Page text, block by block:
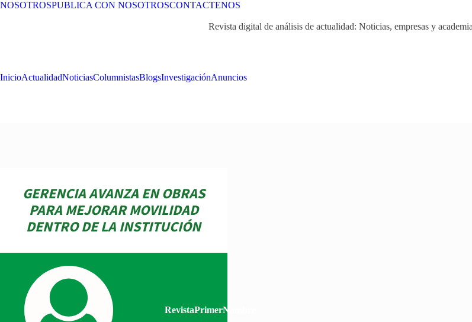
NOSOTROSPUBLICA CON NOSOTROSCONTACTENOS
Revista digital de análisis de actualidad: Noticias, empresas y
InicioActualidadNoticiasColumnistasBlogsInvestigaciónAnuncios
GERENCIA AVANZA EN OBRAS
PARA MEJORAR MOVILIDAD
DENTRO DE LA INSTITUCIÓN
RevistaPrimerNombre